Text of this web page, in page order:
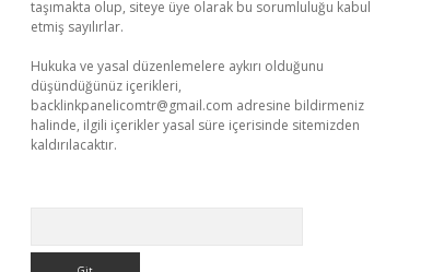
taşımakta olup, siteye üye olarak bu sorumluluğu kabul
etmiş sayılırlar.
Hukuka ve yasal düzenlemelere aykırı olduğunu
düşündüğünüz içerikleri,
backlinkpanelicomtr@gmail.com adresine bildirmeniz
halinde, ilgili içerikler yasal süre içerisinde sitemizden
kaldırılacaktır.